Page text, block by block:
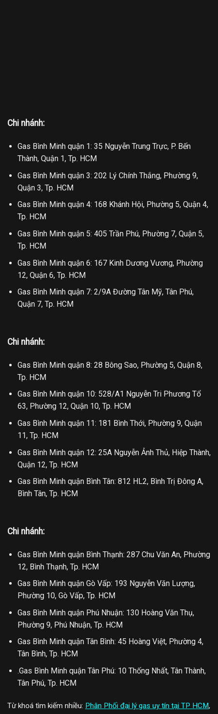
Chi nhánh:
Gas Bình Minh quận 1: 35 Nguyễn Trung Trực, P. Bến
Thành, Quận 1, Tp. HCM
Gas Bình Minh quận 3: 202 Lý Chính Thắng, Phường 9,
Quận 3, Tp. HCM
Gas Bình Minh quận 4: 168 Khánh Hội, Phường 5, Quận 4,
Tp. HCM
Gas Bình Minh quận 5: 405 Trần Phú, Phường 7, Quận 5,
Tp. HCM
Gas Bình Minh quận 6: 167 Kinh Dương Vương, Phường
12, Quận 6, Tp. HCM
Gas Bình Minh quận 7: 2/9A Đường Tân Mỹ, Tân Phú,
Quận 7, Tp. HCM
Chi nhánh:
Gas Bình Minh quận 8: 28 Bông Sao, Phường 5, Quận 8,
Tp. HCM
Gas Bình Minh quận 10: 528/A1 Nguyễn Tri Phương Tổ
63, Phường 12, Quận 10, Tp. HCM
Gas Bình Minh quận 11: 181 Bình Thới, Phường 9, Quận
11, Tp. HCM
Gas Bình Minh quận 12: 25A Nguyễn Ảnh Thủ, Hiệp Thành,
Quận 12, Tp. HCM
Gas Bình Minh quận Bình Tân: 812 HL2, Bình Trị Đông A,
Bình Tân, Tp. HCM
Chi nhánh:
Gas Bình Minh quận Bình Thạnh: 287 Chu Văn An, Phường
12, Bình Thạnh, Tp. HCM
Gas Bình Minh quận Gò Vấp: 193 Nguyễn Văn Lượng,
Phường 10, Gò Vấp, Tp. HCM
Gas Bình Minh quận Phú Nhuận: 130 Hoàng Văn Thụ,
Phường 9, Phú Nhuận, Tp. HCM
Gas Bình Minh quận Tân Bình: 45 Hoàng Việt, Phường 4,
Tân Bình, Tp. HCM
.Gas Bình Minh quận Tân Phú: 10 Thống Nhất, Tân Thành,
Tân Phú, Tp. HCM
Từ khoá tìm kiếm nhiều: Phân Phối đại lý gas uy tín tại TP HCM,